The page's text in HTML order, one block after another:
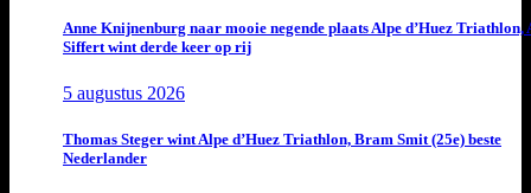
Anne Knijnenburg naar mooie negende plaats Alpe d’Huez Triathlon,
Siffert wint derde keer op rij
5 augustus 2026
Thomas Steger wint Alpe d’Huez Triathlon, Bram Smit (25e) beste
Nederlander